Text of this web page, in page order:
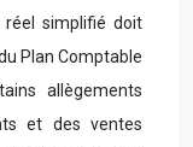
réel simplifié doit
Plan Comptable
allègements
et des ventes